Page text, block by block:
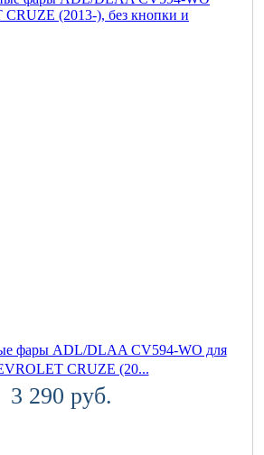
фары ADL/DLAA CV594-WO для
CRUZE (20...
3 290 руб.